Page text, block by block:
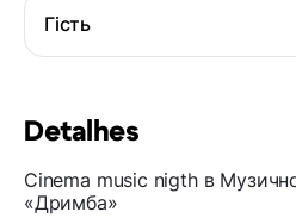
Гість
Detalhes
Cinema music nigth в
«Дримба»